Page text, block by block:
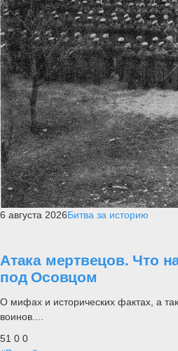
6 августа 2026Битва за историю
Атака мертвецов. Что
под Осовцом
О мифах и исторических фактах, а
воинов....
51 0 0